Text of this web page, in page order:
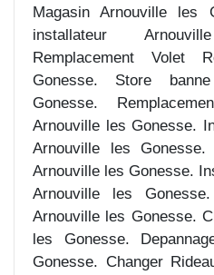
Magasin Arnouville les
installateur
Remplacement Volet
Gonesse. Store
Gonesse.
Arnouville les Gonesse.
Arnouville les
Arnouville les Gonesse.
Arnouville les
Arnouville les Gonesse.
les Gonesse.
Gonesse. Changer